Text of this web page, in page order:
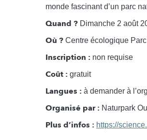
monde fascinant d’un parc
Quand ? Dimanche 2 août
Où ? Centre écologique
Inscription : non requise
Coût : gratuit
Langues : à demander à
Organisé par : Naturpark
Plus d’infos : https://